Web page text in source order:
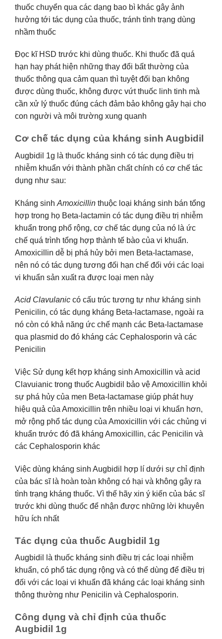
thuốc chuyển qua các dạng bao bì khác gây ảnh
hưởng tới tác dụng của thuốc, tránh tình trạng dùng
nhầm thuốc
Đọc kĩ HSD trước khi dùng thuốc. Khi thuốc đã quá
hạn hay phát hiện những thay đổi bất thường của
thuốc thông qua cảm quan thì tuyệt đối bạn không
được dùng thuốc, không được vứt thuốc linh tinh mà
cần xử lý thuốc đúng cách đảm bảo không gây hại cho
con người và môi trường xung quanh
Cơ chế tác dụng của kháng sinh Augbidil
Augbidil 1g là thuốc kháng sinh có tác dụng điều trị
nhiễm khuẩn với thành phần chất chính có cơ chế tác
dụng như sau:
Kháng sinh Amoxicillin thuộc loại kháng sinh bán tổng
hợp trong họ Beta-lactamin có tác dụng điều trị nhiễm
khuẩn trong phổ rộng, cơ chế tác dụng của nó là ức
chế quá trình tổng hợp thành tế bào của vi khuẩn.
Amoxicillin dễ bị phá hủy bởi men Beta-lactamase,
nên nó có tác dụng tương đối hạn chế đối với các loại
vi khuẩn sản xuất ra được loại men này
Acid Clavulanic có cấu trúc tương tự như kháng sinh
Penicilin, có tác dụng kháng Beta-lactamase, ngoài ra
nó còn có khả năng ức chế mạnh các Beta-lactamase
qua plasmid do đó kháng các Cephalosporin và các
Penicilin
Việc Sử dụng kết hợp kháng sinh Amoxicillin và acid
Clavuianic trong thuốc Augbidil bảo vệ Amoxicillin khỏi
sự phá hủy của men Beta-lactamase giúp phát huy
hiệu quả của Amoxicillin trên nhiều loại vi khuẩn hơn,
mở rộng phổ tác dụng của Amoxicillin với các chủng vi
khuẩn trước đó đã kháng Amoxicillin, các Penicilin và
các Cephalosporin khác
Việc dùng kháng sinh Augbidil hợp lí dưới sự chỉ định
của bác sĩ là hoàn toàn không có hại và không gây ra
tình trạng kháng thuốc. Vì thế hãy xin ý kiến của bác sĩ
trước khi dùng thuốc để nhận được những lời khuyên
hữu ích nhất
Tác dụng của thuốc Augbidil 1g
Augbidil là thuốc kháng sinh điều trị các loại nhiễm
khuẩn, có phổ tác dụng rộng và có thể dùng để điều trị
đối với các loại vi khuẩn đã kháng các loại kháng sinh
thông thường như Penicilin và Cephalosporin.
Công dụng và chỉ định của thuốc
Augbidil 1g